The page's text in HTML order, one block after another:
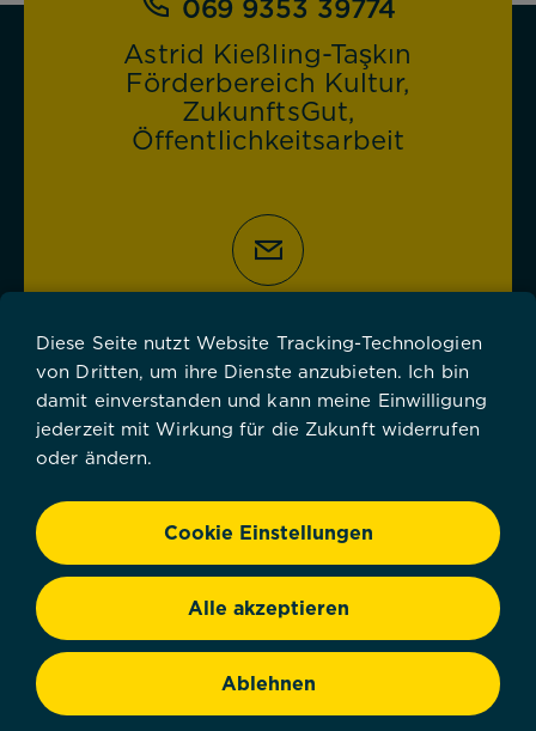
069 9353 39774
Astrid Kießling-Taşkın
Förderbereich Kultur,
ZukunftsGut,
Öffentlichkeitsarbeit
Aktuelles
Über uns
Förderung
Kontakt/Ihr Antrag
Diese Seite nutzt Website Tracking-Technologien
von Dritten, um ihre Dienste anzubieten. Ich bin
damit einverstanden und kann meine Einwilligung
jederzeit mit Wirkung für die Zukunft widerrufen
oder ändern.
Cookie Einstellungen
Alle akzeptieren
Ablehnen
Ablehnen
Impressum Datenschutz